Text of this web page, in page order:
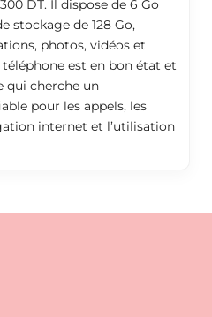
DT. Il dispose de 6 Go
stockage de 128 Go,
photos, vidéos et
est en bon état et
qui cherche un
pour les appels, les
internet et l’utilisation